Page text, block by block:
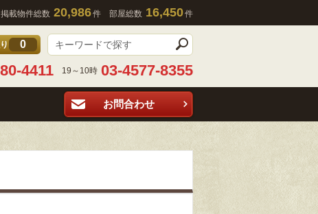
掲載物件総数 20,986件 部屋総数 16,450件
0
4411 19～10時 03-4577-8355
お問合わせ